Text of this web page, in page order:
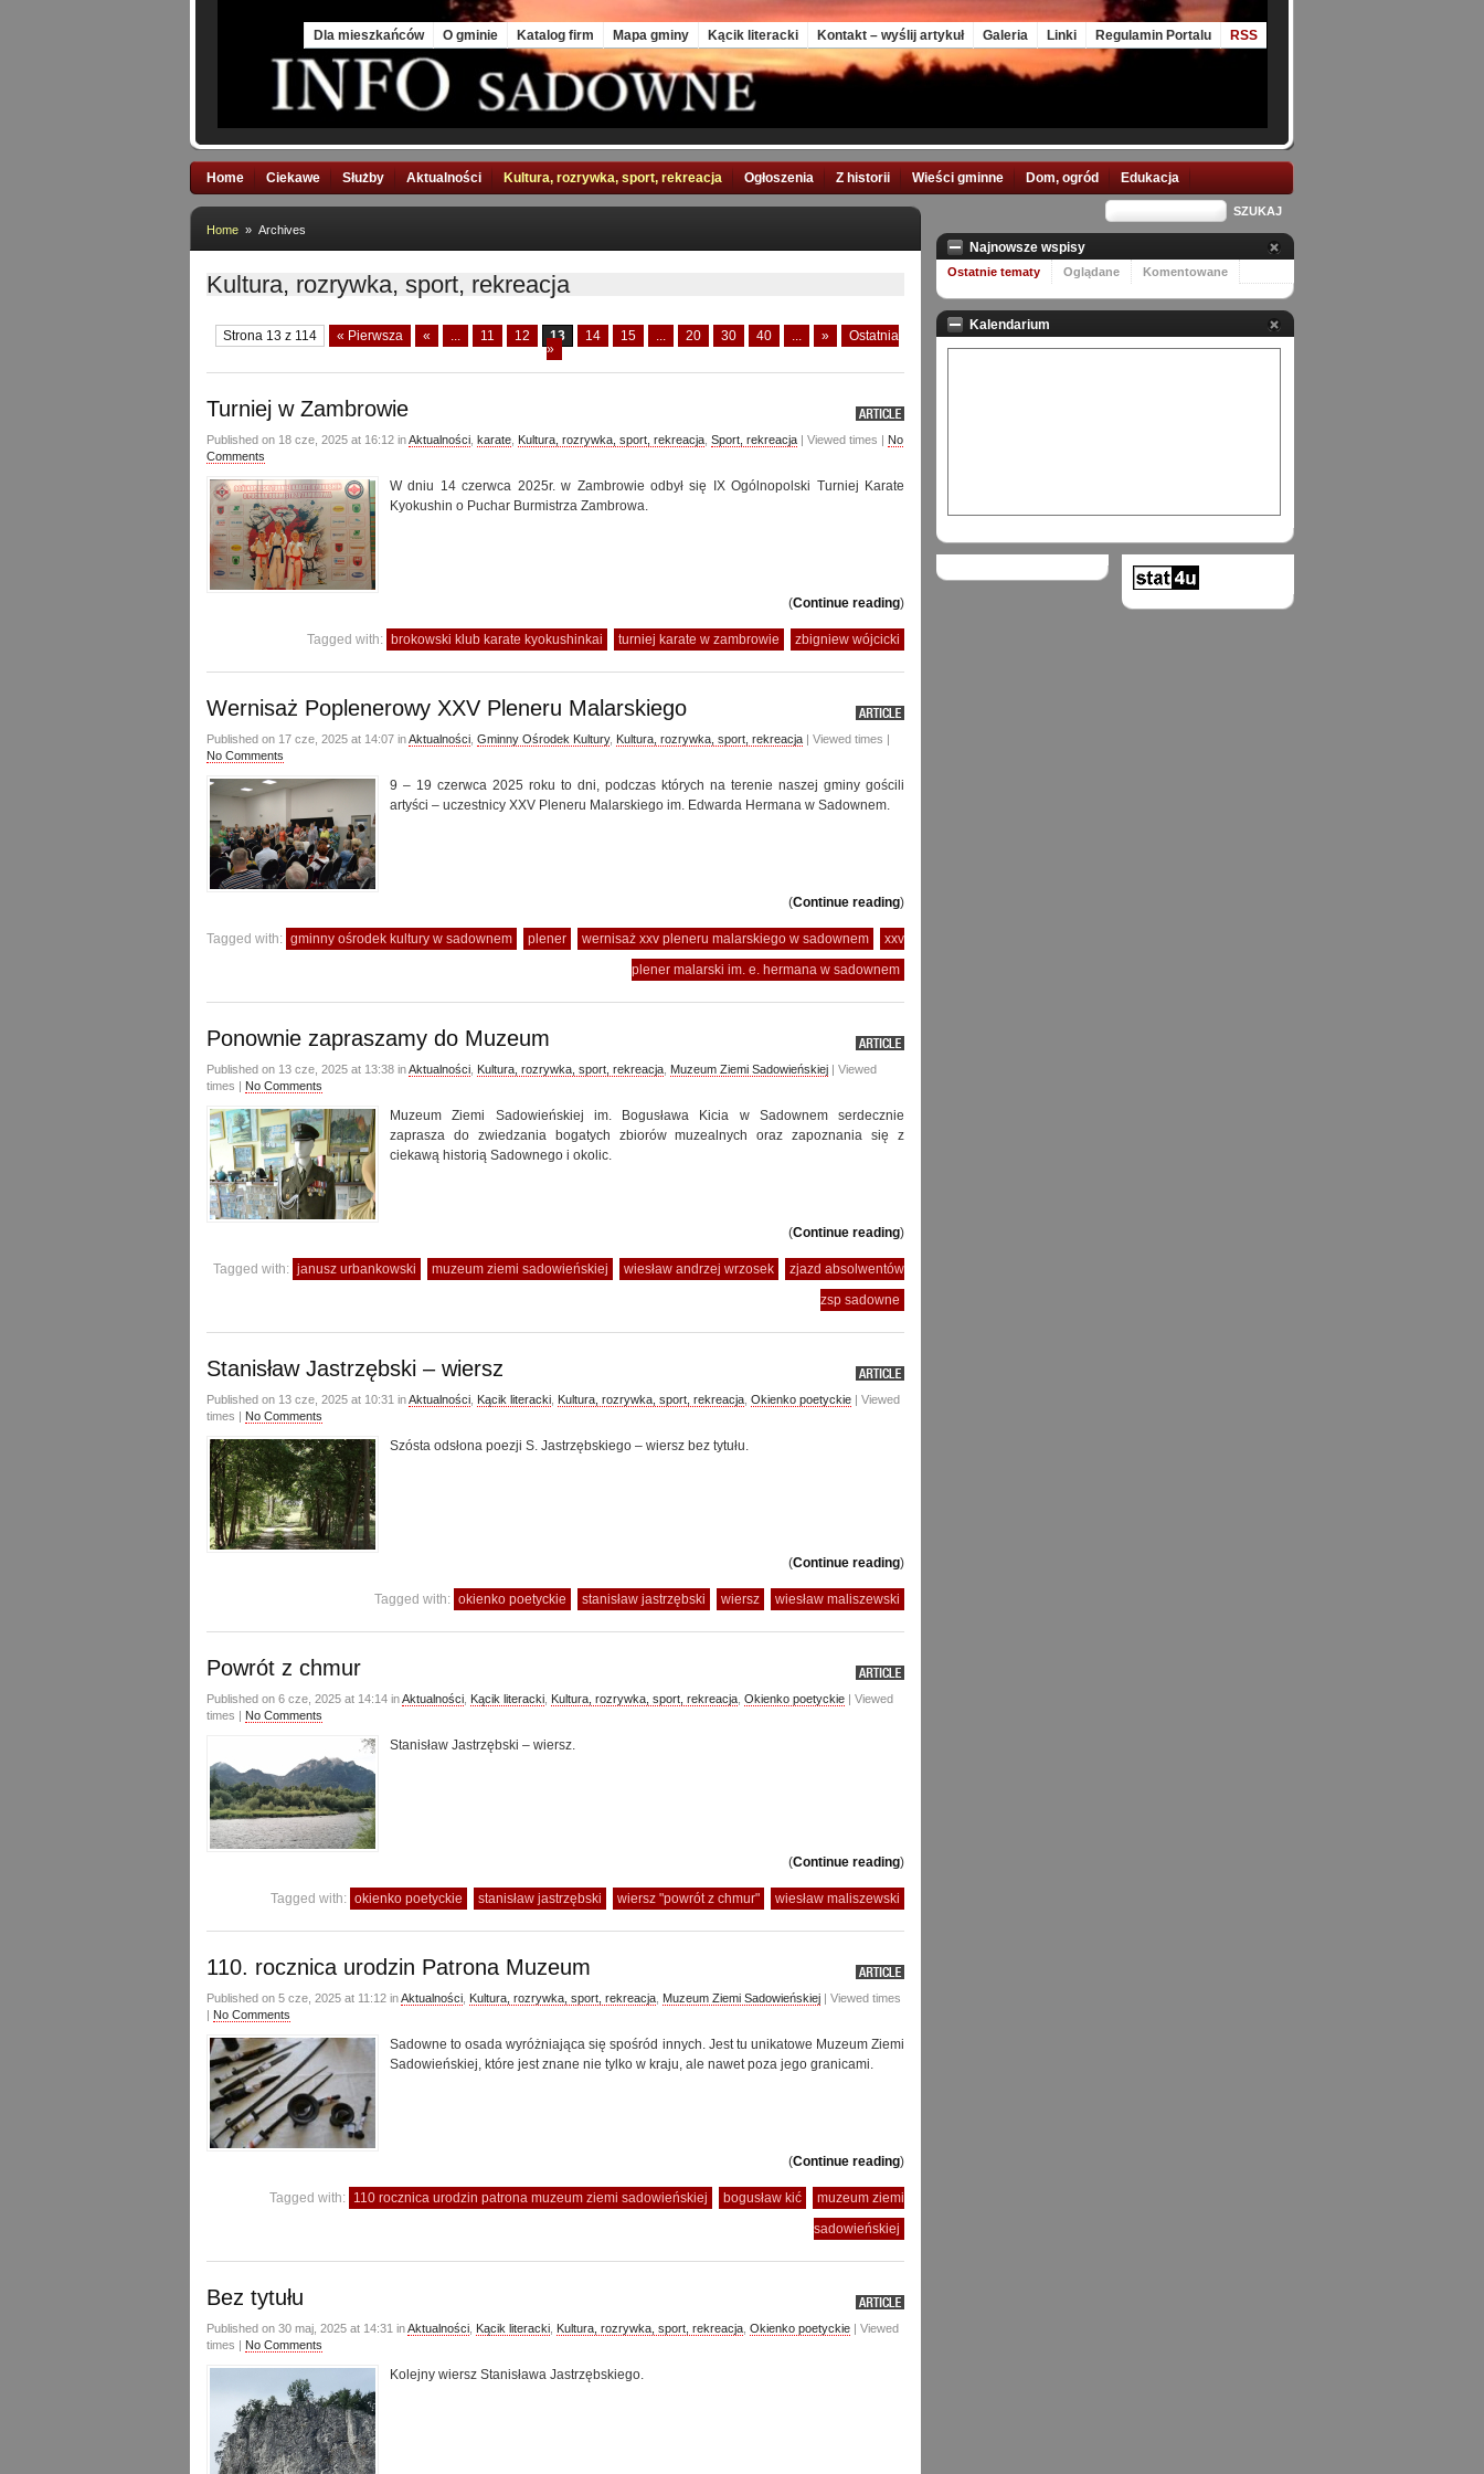
Dla mieszkańców O gminie Katalog firm Mapa gminy Kącik literacki Kontakt – wyślij artykuł Galeria Linki Regulamin Portalu RSS
Home Ciekawe Służby Aktualności Kultura, rozrywka, sport, rekreacja Ogłoszenia Z historii Wieści gminne Dom, ogród Edukacja
Home » Archives
Kultura, rozrywka, sport, rekreacja
Strona 13 z 114 « Pierwsza « ... 11 12 13 14 15 ... 20 30 40 ... »
Ostatnia
»
Turniej w Zambrowie
Published on 18 cze, 2025 at 16:12 inAktualności karate Kultura, rozrywka, sport, rekreacja Sport, rekreacja | Viewed times | No
Comments
W dniu 14 czerwca 2025r. w Zambrowie odbył się IX Ogólnopolski Turniej Karate
Kyokushin o Puchar Burmistrza Zambrowa.
(Continue reading)
Tagged with: brokowski klub karate kyokushinkai turniej karate w zambrowie zbigniew wójcicki
Wernisaż Poplenerowy XXV Pleneru Malarskiego
Published on 17 cze, 2025 at 14:07 inAktualności Gminny Ośrodek Kultury, Kultura, rozrywka, sport, rekreacja | Viewed times |
No Comments
9 – 19 czerwca 2025 roku to dni, podczas których na terenie naszej gminy gościli
artyści – uczestnicy XXV Pleneru Malarskiego im. Edwarda Hermana w Sadownem.
(Continue reading)
Tagged with: gminny ośrodek kultury w sadownem plener wernisaż xxv pleneru malarskiego w sadownem
xxv
plener malarski im. e. hermana w sadownem
Ponownie zapraszamy do Muzeum
Published on 13 cze, 2025 at 13:38 inAktualności Kultura, rozrywka, sport, rekreacja Muzeum Ziemi Sadowieńskiej | Viewed
times | No Comments
Muzeum Ziemi Sadowieńskiej im. Bogusława Kicia w Sadownem serdecznie
zaprasza do zwiedzania bogatych zbiorów muzealnych oraz zapoznania się z
ciekawą historią Sadownego i okolic.
(Continue reading)
Tagged with: janusz urbankowski muzeum ziemi sadowieńskiej wiesław andrzej wrzosek
zjazd absolwentów
zsp sadowne
Stanisław Jastrzębski – wiersz
Published on 13 cze, 2025 at 10:31 inAktualności Kącik literacki Kultura, rozrywka, sport, rekreacja Okienko poetyckie | Viewed
times | No Comments
Szósta odsłona poezji S. Jastrzębskiego – wiersz bez tytułu.
(Continue reading)
Tagged with: okienko poetyckie stanisław jastrzębski wiersz wiesław maliszewski
Powrót z chmur
Published on 6 cze, 2025 at 14:14 inAktualności Kącik literacki Kultura, rozrywka, sport, rekreacja Okienko poetyckie | Viewed
times | No Comments
Stanisław Jastrzębski – wiersz.
(Continue reading)
Tagged with: okienko poetyckie stanisław jastrzębski wiersz "powrót z chmur" wiesław maliszewski
110. rocznica urodzin Patrona Muzeum
Published on 5 cze, 2025 at 11:12 inAktualności Kultura, rozrywka, sport, rekreacja Muzeum Ziemi Sadowieńskiej | Viewed times
| No Comments
Sadowne to osada wyróżniająca się spośród innych. Jest tu unikatowe Muzeum Ziemi
Sadowieńskiej, które jest znane nie tylko w kraju, ale nawet poza jego granicami.
(Continue reading)
Tagged with: 110 rocznica urodzin patrona muzeum ziemi sadowieńskiej bogusław kić
muzeum ziemi
sadowieńskiej
Bez tytułu
Published on 30 maj, 2025 at 14:31 inAktualności Kącik literacki Kultura, rozrywka, sport, rekreacja Okienko poetyckie | Viewed
times | No Comments
Kolejny wiersz Stanisława Jastrzębskiego.
Najnowsze wspisy
Ostatnie tematy Oglądane Komentowane
Kalendarium